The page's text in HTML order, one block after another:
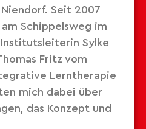
Seit 2007
Schippelsweg im
Institutsleiterin Sylke
Fritz vom
Lerntherapie
mich dabei über
das Konzept und